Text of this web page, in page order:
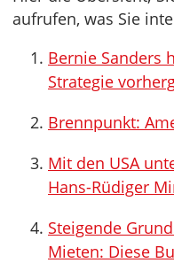
aufrufen, was Sie
Bernie Sanders
Strategie
Brennpunkt:
Mit den USA
Hans-Rüdiger
Steigende
Mieten: Diese